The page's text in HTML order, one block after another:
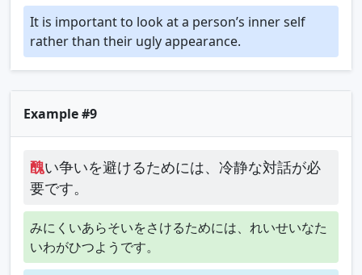
It is important to look at a person’s inner self
rather than their ugly appearance.
Example #9
醜い争いを避けるためには、冷静な対話が必
要です。
みにくいあらそいをさけるためには、れいせいなた
いわがひつようです。